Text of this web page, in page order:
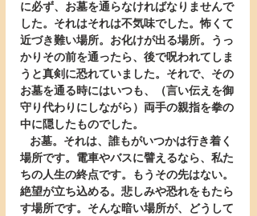
に必ず、お墓を通らなければなりませんで
した。それはそれは不気味でした。怖くて
近づき難い場所。お化けが出る場所。うっ
かりその前を通ったら、後で呪われてしま
うと真剣に恐れていました。それで、その
お墓を通る時にはいつも、（言い伝えを御
守り代わりにしながら）両手の親指を拳の
中に隠したものでした。
場所です。電車やバスに譬えるなら、私た
ちの人生の終点です。もうその先はない。
絶望が立ち込める。悲しみや恐れをもたら
す場所です。そんな暗い場所が、どうして